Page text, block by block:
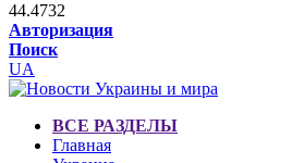
44.4732
Авторизация
Поиск
UA
ВСЕ РАЗДЕЛЫ
Главная